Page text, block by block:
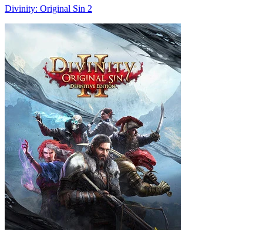
Divinity: Original Sin 2